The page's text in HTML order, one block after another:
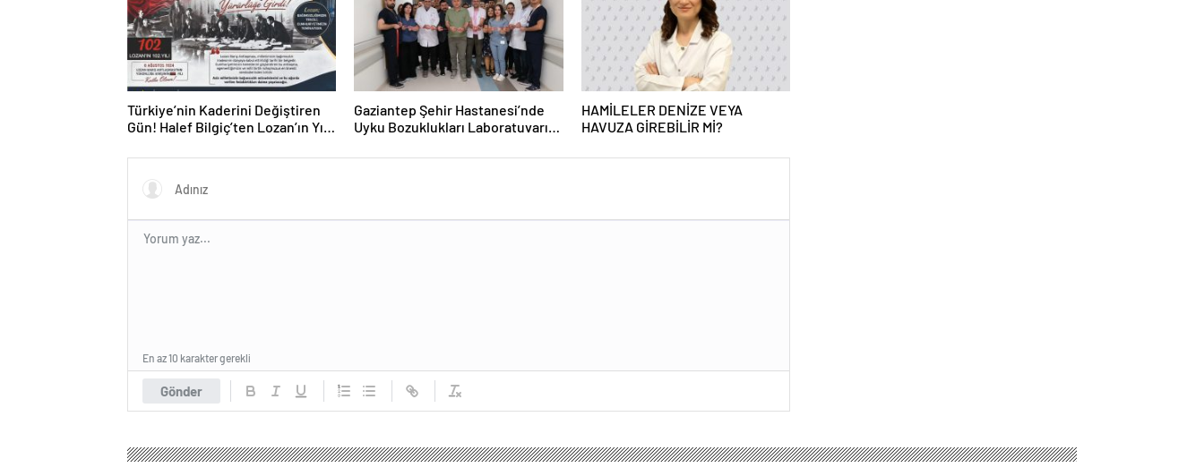
Türkiye’nin Kaderini Değiştiren
Gün! Halef Bilgiç’ten Lozan’ın Yıl
Gaziantep Şehir Hastanesi’nde
Uyku Bozuklukları Laboratuvarı
HAMİLELER DENİZE VEYA
HAVUZA GİREBİLİR Mİ?
Gönder
En az 10 karakter gerekli